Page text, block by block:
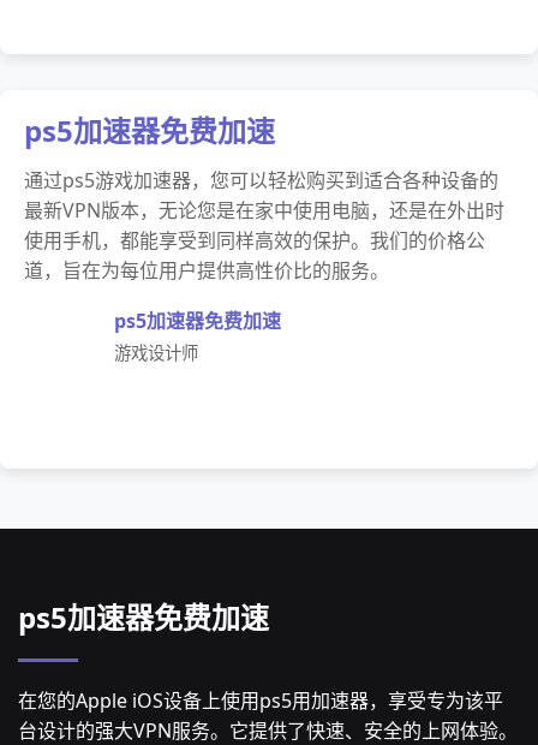
ps5加速器免费加速
通过ps5游戏加速器，您可以轻松购买到适合各种设备的
最新VPN版本，无论您是在家中使用电脑，还是在外出时
使用手机，都能享受到同样高效的保护。我们的价格公
道，旨在为每位用户提供高性价比的服务。
ps5加速器免费加速
游戏设计师
ps5加速器免费加速
在您的Apple iOS设备上使用ps5用加速器，享受专为该平
台设计的强大VPN服务。它提供了快速、安全的上网体验。